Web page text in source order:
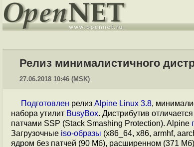
Релиз минималистичного
27.06.2018 10:46 (MSK)
Подготовлен релиз Alpine Linux 3.8,
набора утилит BusyBox. Дистрибутив
патчами SSP (Stack Smashing Protection). Alpine
Загрузочные iso-образы (x86_64, x86, armhf,
ядром без патчей (90 Мб), расширенном (371